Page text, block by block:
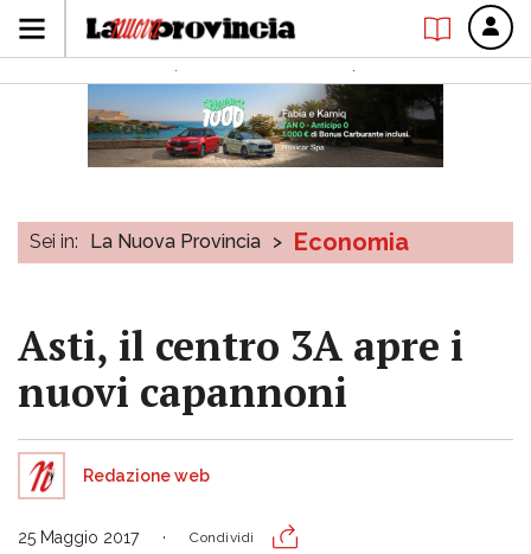
Sei in: La Nuova Provincia > Economia
Asti, il centro 3A apre i
nuovi capannoni
Redazione web
25 Maggio 2017 Condividi